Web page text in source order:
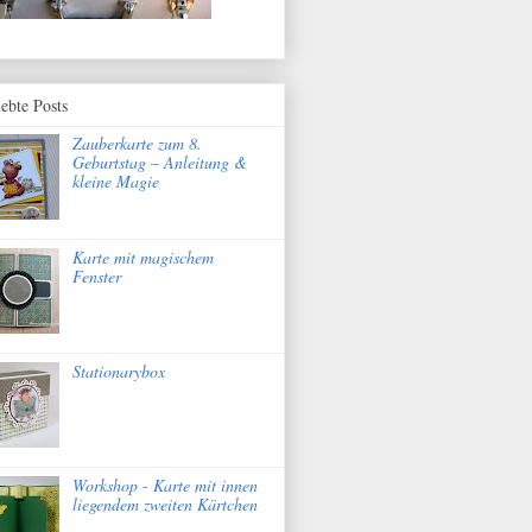
Posts
Zauberkarte zum 8.
Geburtstag – Anleitung &
kleine Magie
Karte mit magischem
Fenster
Stationarybox
Workshop - Karte mit innen
liegendem zweiten Kärtchen